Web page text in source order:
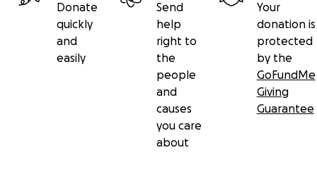
Donate
quickly
and
easily
Send
help
right to
the
people
and
causes
you care
about
Your
donation is
protected
by the
GoFundMe
Giving
Guarantee